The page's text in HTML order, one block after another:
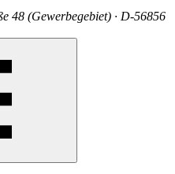
48 (Gewerbegebiet) · D-56856